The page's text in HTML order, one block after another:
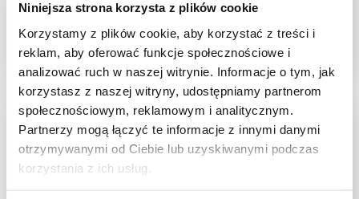
Niniejsza strona korzysta z plików cookie
Korzystamy z plików cookie, aby korzystać z treści i
reklam, aby oferować funkcje społecznościowe i
analizować ruch w naszej witrynie. Informacje o tym, jak
korzystasz z naszej witryny, udostępniamy partnerom
społecznościowym, reklamowym i analitycznym.
Partnerzy mogą łączyć te informacje z innymi danymi
otrzymywanymi od Ciebie lub uzyskiwanymi podczas
korzystania z ich usług.
Rura Miedziana 3/8″ Krąg 25m